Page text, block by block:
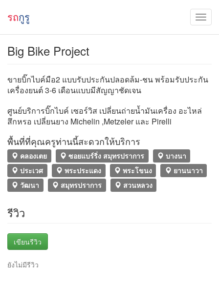
รถกูรู
Big Bike Project
ขายบิ๊กไบค์มือ2 แบบรับประกันปลอดล้ม-ชน พร้อมรับประกัน
เครื่องยนต์ 3-6 เดือนแบบมีสัญญาชัดเจน
ศูนย์บริการบิ๊กไบค์ เซอร์วิส เปลี่ยนถ่ายน้ำมันเครื่อง อะไหล่
สึกหรอ เปลี่ยนยาง Michelin ,Metzeler และ Pirelli
พื้นที่ที่คุณครูท่านนี้สะดวกให้บริการ
คลองเตย ซอยแบร์ริ่ง สมุทรปราการ
บางนา
ประเวศ
พระประแดง พระโขนง
ยานนาวา
วัฒนา
สมุทรปราการ สวนหลวง
รีวิว
เขียนรีวิว
ยังไม่มีรีวิว